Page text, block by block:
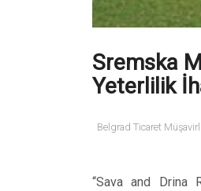
Sremska
Yeterlilik
Belgrad Ticaret
“Sava and Drina